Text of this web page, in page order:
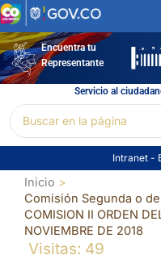
Ir
al
contenidoEncuentra tu
Representante
Servicio al
por:
Intranet -
Inicio
Comisión Segunda o
COMISION II ORDEN
NOVIEMBRE DE 2018
Visitas: 49